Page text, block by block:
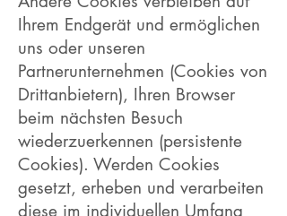
Ihrem Endgerät und ermöglichen
uns oder unseren
Partnerunternehmen (Cookies von
Drittanbietern), Ihren Browser
beim nächsten Besuch
wiederzuerkennen (persistente
Cookies). Werden Cookies
gesetzt, erheben und verarbeiten
diese im individuellen Umfang